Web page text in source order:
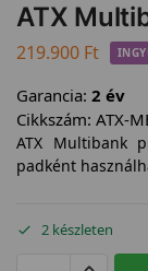
ATX
219.900 Ft
Garancia: 2 év
Cikkszám: ATX-
ATX Multibank
padként
2 készleten